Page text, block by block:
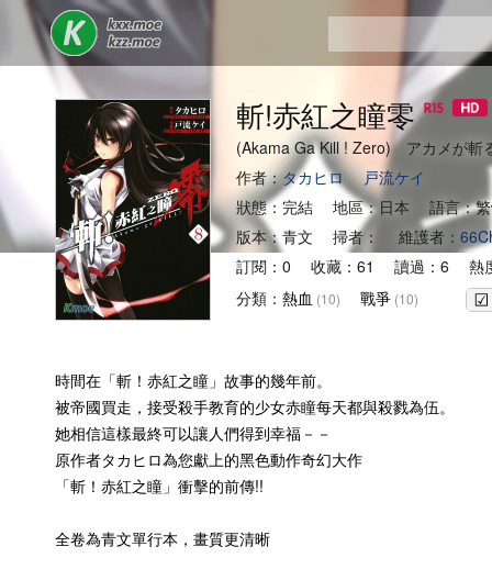
斬!赤紅之瞳零
(Akama Ga Kill ! Zero) アカメが斬
作者：タカヒロ
戸流ケイ
狀態：完結 地區：日本 語言：
版本：青文 掃者： 維護者：
訂閱：0 收藏：61 讀過：6 熱
分類： 熱血 (10) 戰爭 (10)
時間在「斬！赤紅之瞳」故事的幾年前。
被帝國買走，接受殺手教育的少女赤瞳每天都與殺戮為伍。
她相信這樣最終可以讓人們得到幸福－－
原作者タカヒロ為您獻上的黑色動作奇幻大作
「斬！赤紅之瞳」衝擊的前傳!!
全卷為青文單行本，畫質更清晰